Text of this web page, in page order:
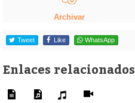
Archivar
Tweet Like WhatsApp
Enlaces relacionados